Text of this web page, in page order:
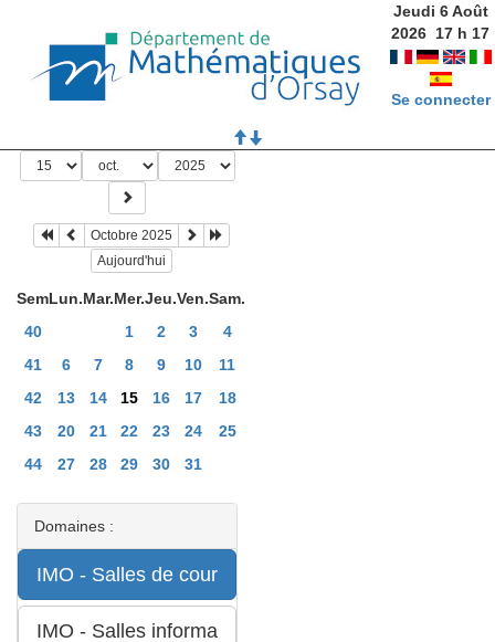
Jeudi 6 Août
2026 17 h 17
Se connecter
Octobre 2025
Aujourd'hui
SemLun.Mar.Mer.Jeu.Ven.Sam.
40
1 2 3
4
41
6 7 8 9 10
11
42
13 14 15 16 17
18
43
20 21 22 23 24
25
44
27 28 29 30 31
Domaines :